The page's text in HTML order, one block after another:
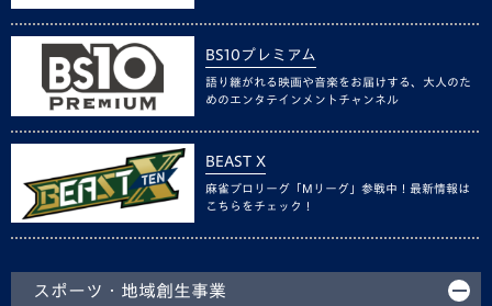
BS10プレミアム
語り継がれる映画や音楽をお届けする、大人のた
めのエンタテインメントチャンネル
BEAST X
麻雀プロリーグ「Mリーグ」参戦中！最新情報は
こちらをチェック！
スポーツ・地域創生事業